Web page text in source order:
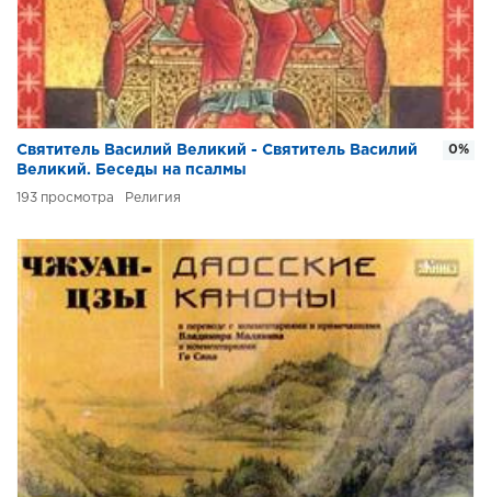
Святитель Василий Великий - Святитель Василий
Великий. Беседы на псалмы
193 Религия
0%